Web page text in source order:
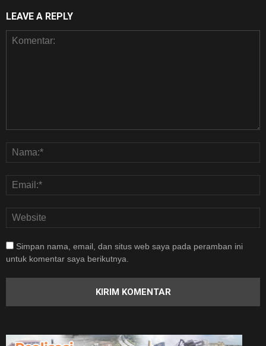
LEAVE A REPLY
Simpan nama, email, dan situs web saya pada peramban ini
untuk komentar saya berikutnya.